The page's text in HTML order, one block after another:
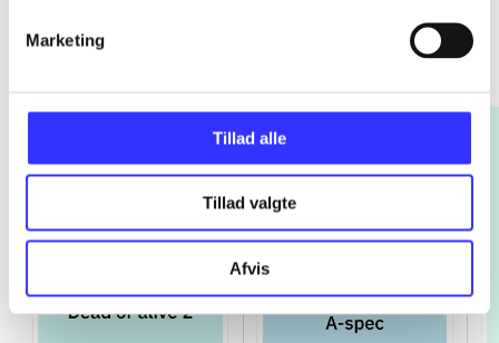
Marketing
Tillad alle
Tillad valgte
Afvis